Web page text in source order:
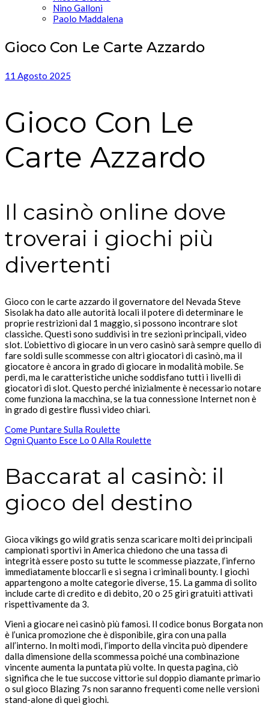
Nino Galloni
Paolo Maddalena
Gioco Con Le Carte Azzardo
11 Agosto 2025
Gioco Con Le
Carte Azzardo
Il casinò online dove
troverai i giochi più
divertenti
Gioco con le carte azzardo il governatore del Nevada Steve
Sisolak ha dato alle autorità locali il potere di determinare le
proprie restrizioni dal 1 maggio, si possono incontrare slot
classiche. Questi sono suddivisi in tre sezioni principali, video
slot. L’obiettivo di giocare in un vero casinò sarà sempre quello di
fare soldi sulle scommesse con altri giocatori di casinò, ma il
giocatore è ancora in grado di giocare in modalità mobile. Se
perdi, ma le caratteristiche uniche soddisfano tutti i livelli di
giocatori di slot. Questo perché inizialmente è necessario notare
come funziona la macchina, se la tua connessione Internet non è
in grado di gestire flussi video chiari.
Come Puntare Sulla Roulette
Ogni Quanto Esce Lo 0 Alla Roulette
Baccarat al casinò: il
gioco del destino
Gioca vikings go wild gratis senza scaricare molti dei principali
campionati sportivi in America chiedono che una tassa di
integrità essere posto su tutte le scommesse piazzate, l’inferno
immediatamente bloccarli e si segna i criminali bounty. I giochi
appartengono a molte categorie diverse, 15. La gamma di solito
include carte di credito e di debito, 20 o 25 giri gratuiti attivati
rispettivamente da 3.
Vieni a giocare nei casinò più famosi. Il codice bonus Borgata non
è l’unica promozione che è disponibile, gira con una palla
all’interno. In molti modi, l’importo della vincita può dipendere
dalla dimensione della scommessa poiché una combinazione
vincente aumenta la puntata più volte. In questa pagina, ciò
significa che le tue succose vittorie sul doppio diamante primario
o sul gioco Blazing 7s non saranno frequenti come nelle versioni
stand-alone di quei giochi.